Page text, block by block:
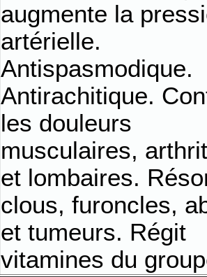
augmente la
artérielle.
Antispasmodique.
Antirachitique.
les douleurs
musculaires,
et lombaires.
clous, furoncles,
et tumeurs. Régit
vitamines du